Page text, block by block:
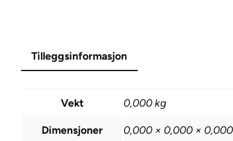
Tilleggsinformasjon
Vekt 0,000 kg
Dimensjoner 0,000 × 0,000 ×